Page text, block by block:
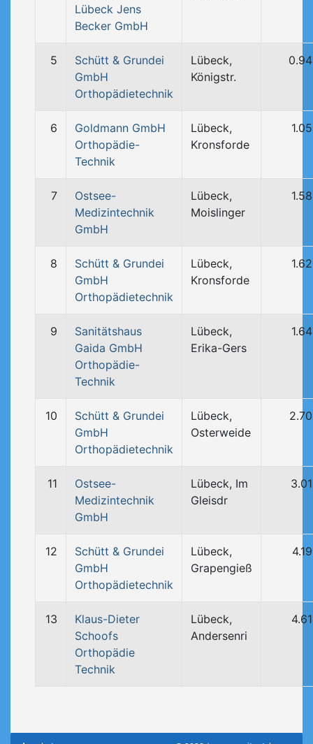
Lübeck Jens
Becker GmbH
5
Schütt & Grundei
GmbH
Orthopädietechnik
Lübeck,
Königstr.
6
Goldmann GmbH
Orthopädie-
Technik
Lübeck,
Kronsforde
7
Ostsee-
Medizintechnik
GmbH
Lübeck,
Moislinger
8
Schütt & Grundei
GmbH
Orthopädietechnik
Lübeck,
Kronsforde
9
Sanitätshaus
Gaida GmbH
Orthopädie-
Technik
Lübeck,
Erika-Gers
10
Schütt & Grundei
GmbH
Orthopädietechnik
Lübeck,
Osterweide
11
Ostsee-
Medizintechnik
GmbH
Lübeck, Im
Gleisdr
12
Schütt & Grundei
GmbH
Orthopädietechnik
Lübeck,
Grapengieß
13
Klaus-Dieter
Schoofs
Orthopädie
Technik
Lübeck,
Andersenri